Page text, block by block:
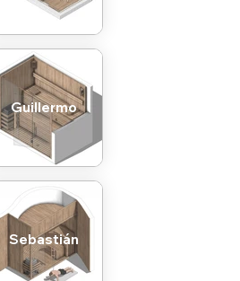
Guillermo
Sebastián